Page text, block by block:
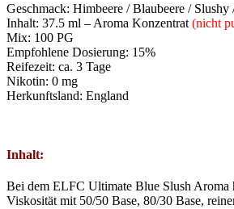
Geschmack: Himbeere / Blaubeere / Slushy
Inhalt: 37.5 ml – Aroma Konzentrat (nicht
Mix: 100 PG
Empfohlene Dosierung: 15%
Reifezeit: ca. 3 Tage
Nikotin: 0 mg
Herkunftsland: England
Inhalt:
Bei dem ELFC Ultimate Blue Slush Aroma
Viskosität mit 50/50 Base, 80/30 Base,